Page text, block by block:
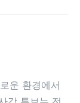
운 환경에서